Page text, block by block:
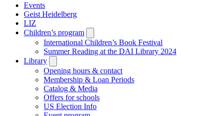
Events
Geist Heidelberg
LIZ
Children’s program
submenu
International Children’s Book Festival
Summer Reading at the DAI Library 2024
Library
submenu
Opening hours & contact
Membership & Loan Periods
Catalog & Media
Offers for schools
US Election Info